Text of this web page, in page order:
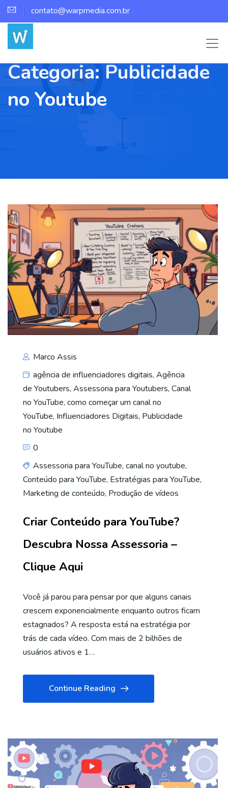
contato@warpmedia.com.br
Categoria:Publicidade
no Youtube
Marco Assis
agência de influenciadores digitais, Agência
de Youtubers, Assessoria para Youtubers, Canal
no YouTube, como começar um canal no
YouTube, Influenciadores Digitais, Publicidade
no Youtube
0
Assessoria para YouTube, canal no youtube,
Conteúdo para YouTube, Estratégias para YouTube,
Marketing de conteúdo, Produção de vídeos
Criar Conteúdo para YouTube?
Descubra Nossa Assessoria –
Clique Aqui
Você já parou para pensar por que alguns canais
crescem exponencialmente enquanto outros ficam
estagnados? A resposta está na estratégia por
trás de cada vídeo. Com mais de 2 bilhões de
usuários ativos e 1…
Continue Reading